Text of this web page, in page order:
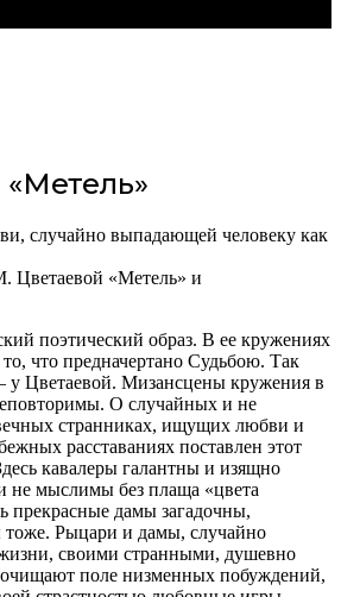
случайно выпадающей человеку как
Цветаевой «Метель» и
поэтический образ. В ее кружениях
что предначертано Судьбою. Так
у Цветаевой. Мизансцены кружения в
О случайных и не
странниках, ищущих любви и
расставаниях поставлен этот
кавалеры галантны и изящно
не мыслимы без плаща «цвета
прекрасные дамы загадочны,
Рыцари и дамы, случайно
жизни, своими странными, душевно
поле низменных побуждений,